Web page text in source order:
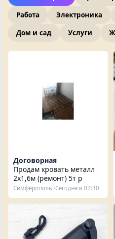
Работа
Электроника
Дом и сад
Услуги
Договорная
Продам кровать металл
2х1,6м (ремонт) 5т р
Симферополь ·Сегодня в 02:30